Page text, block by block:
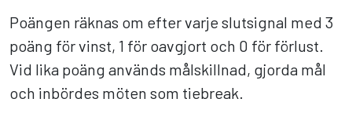
Poängen räknas om efter varje slutsignal med 3
poäng för vinst, 1 för oavgjort och 0 för förlust.
Vid lika poäng används målskillnad, gjorda mål
och inbördes möten som tiebreak.